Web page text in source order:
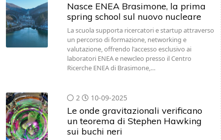
Nasce ENEA Brasimone, la prima
spring school sul nuovo nucleare
La scuola supporta ricercatori e startup attraverso
un percorso di formazione, networking e
valutazione, offrendo l'accesso esclusivo ai
laboratori ENEA e newcleo presso il Centro
Ricerche ENEA di Brasimone,…
2 10-09-2025
Le onde gravitazionali verificano
un teorema di Stephen Hawking
sui buchi neri